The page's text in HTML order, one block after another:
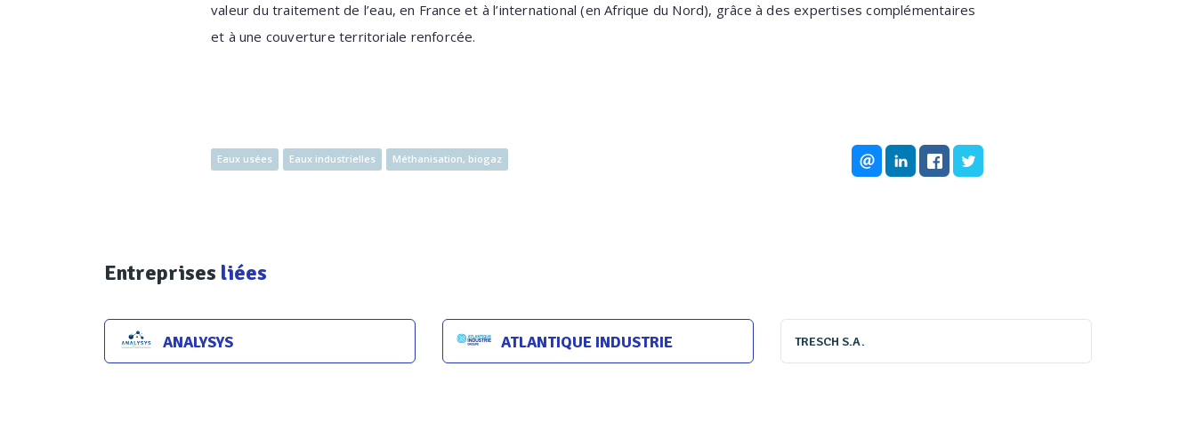
valeur du traitement de l’eau, en France et à l’international (en Afrique du Nord), grâce à des expertises complémentaires
et à une couverture territoriale renforcée.
Eaux usées Eaux industrielles Méthanisation, biogaz
Entreprises liées
ANALYSYS ATLANTIQUE INDUSTRIE TRESCH S.A.